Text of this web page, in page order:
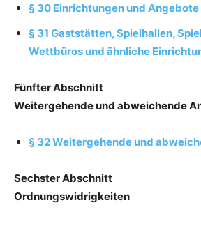
§ 30 Einrichtungen und Angebote
§ 31 Gaststätten, Spielhallen,
Wettbüros und ähnliche
Fünfter Abschnitt
Weitergehende und abweichende
§ 32 Weitergehende und
Sechster Abschnitt
Ordnungswidrigkeiten